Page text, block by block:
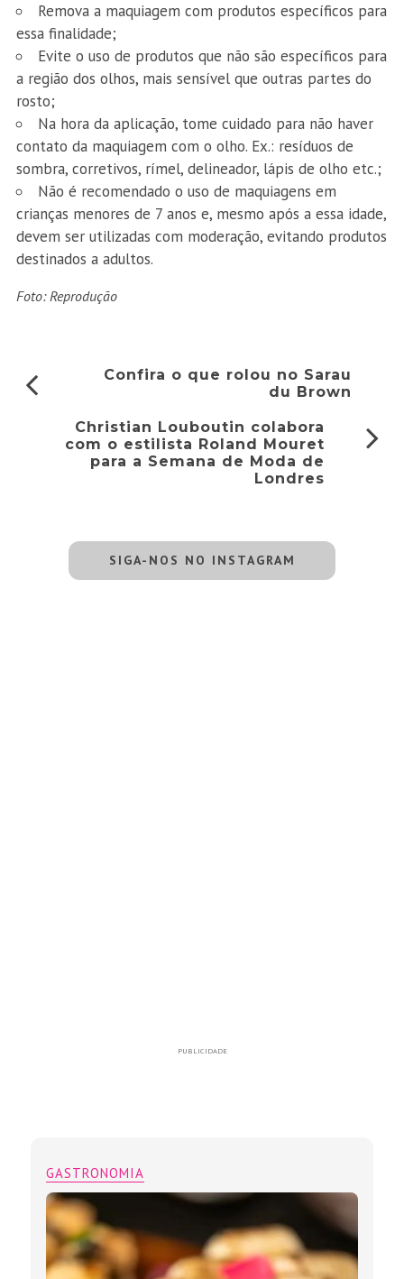
Remova a maquiagem com produtos específicos para
essa finalidade;
Evite o uso de produtos que não são específicos para
a região dos olhos, mais sensível que outras partes do
rosto;
Na hora da aplicação, tome cuidado para não haver
contato da maquiagem com o olho. Ex.: resíduos de
sombra, corretivos, rímel, delineador, lápis de olho etc.;
Não é recomendado o uso de maquiagens em
crianças menores de 7 anos e, mesmo após a essa idade,
devem ser utilizadas com moderação, evitando produtos
destinados a adultos.
Foto: Reprodução
Confira o que rolou no Sarau
du Brown
Christian Louboutin colabora
com o estilista Roland Mouret
para a Semana de Moda de
Londres
SIGA-NOS NO INSTAGRAM
PUBLICIDADE
GASTRONOMIA